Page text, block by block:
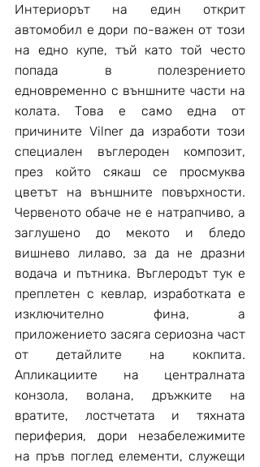
Интериорът на един открит
автомобил е дори по-важен от този
на едно купе, тъй като той често
попада в полезрението
едновременно с външните части на
колата. Това е само една от
причините Vilner да изработи този
специален въглероден композит,
през който сякаш се просмуква
цветът на външните повърхности.
Червеното обаче не е натрапчиво, а
заглушено до мекото и бледо
вишнево лилаво, за да не дразни
водача и пътника. Въглеродът тук е
преплетен с кевлар, изработката е
изключително фина, а
приложението засяга сериозна част
от детайлите на кокпита.
Апликациите на централната
конзола, волана, дръжките на
вратите, лостчетата и тяхната
периферия, дори незабележимите
на пръв поглед елементи, служещи